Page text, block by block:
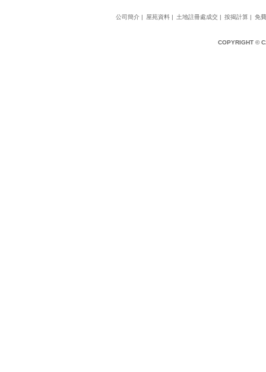
公司簡介 | 屋苑資料| 土地註冊處成交| 按揭計算 | 免
COPYRIGHT ©